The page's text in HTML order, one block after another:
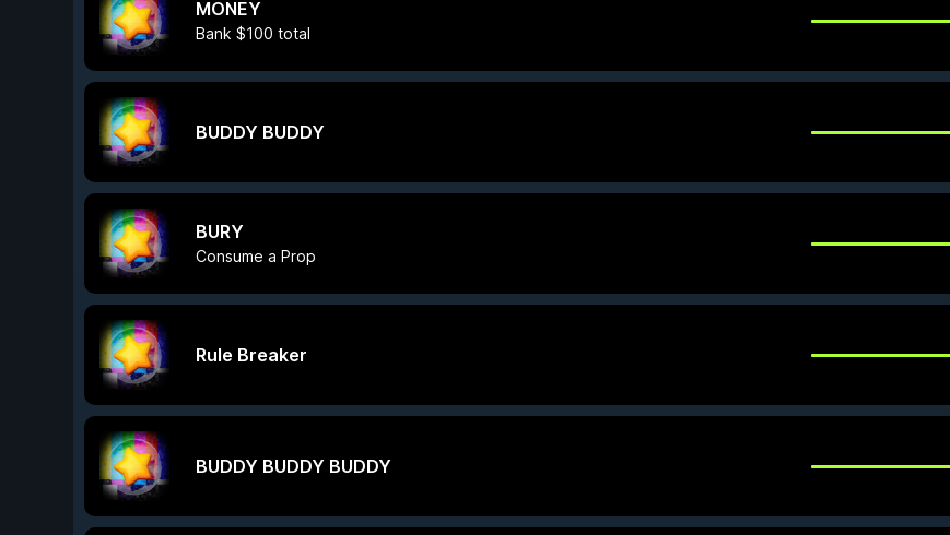
MONEY
Bank $100 total
BUDDY BUDDY
BURY
Consume a Prop
Rule Breaker
BUDDY BUDDY BUDDY